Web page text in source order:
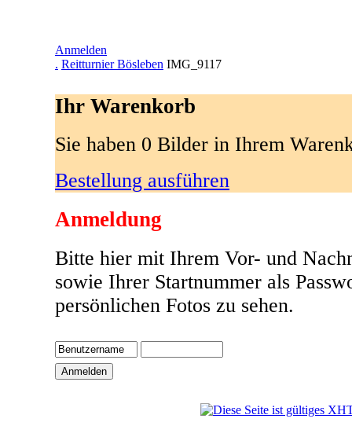
Anmelden
. Reitturnier Bösleben IMG_9117
Ihr Warenkorb
Sie haben 0 Bilder in Ihrem
Bestellung ausführen
Anmeldung
Bitte hier mit Ihrem Vor- und
sowie Ihrer Startnummer als
persönlichen Fotos zu sehen.